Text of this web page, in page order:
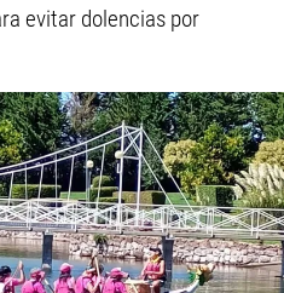
evitar dolencias por